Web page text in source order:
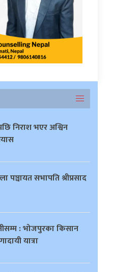
निराश भएर अश्विन
पञ्चायत सभापति श्रीप्रसाद
: भोजपुरका किसान
यात्रा